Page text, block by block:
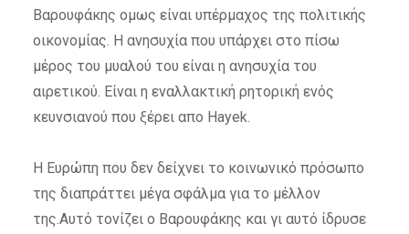
Βαρουφάκης ομως είναι υπέρμαχος της πολιτικής
οικονομίας. Η ανησυχία που υπάρχει στο πίσω
μέρος του μυαλού του είναι η ανησυχία του
αιρετικού. Είναι η εναλλακτική ρητορική ενός
κευνσιανού που ξέρει απο Hayek.
Η Ευρώπη που δεν δείχνει το κοινωνικό πρόσωπο
της διαπράττει μέγα σφάλμα για το μέλλον
της.Αυτό τονίζει ο Βαρουφάκης και γι αυτό ίδρυσε